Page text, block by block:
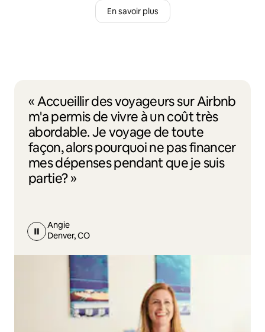
En savoir plus
« Accueillir des voyageurs sur Airbnb
m'a permis de vivre à un coût très
abordable. Je voyage de toute
façon, alors pourquoi ne pas financer
mes dépenses pendant que je suis
partie? »
Angie
Denver, CO